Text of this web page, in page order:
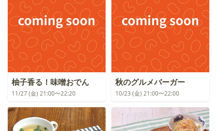
柚子香る！味噌おでん
11/27 (金) 21:00〜22:20
秋のグルメバーガー
10/23 (金) 21:00〜22:00